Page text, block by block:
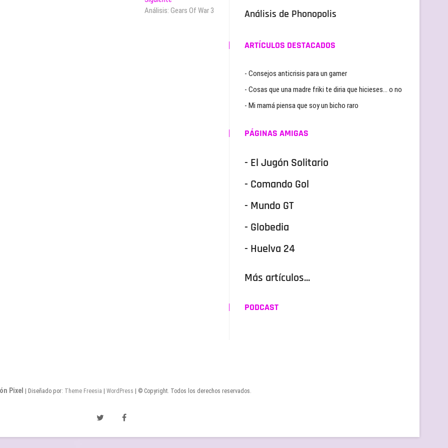
siguiente:
Análisis: Gears Of War 3
Análisis de Phonopolis
ARTÍCULOS DESTACADOS
- Consejos anticrisis para un gamer
- Cosas que una madre friki te diria que hicieses… o no
- Mi mamá piensa que soy un bicho raro
PÁGINAS AMIGAS
- El Jugón Solitario
- Comando Gol
- Mundo GT
- Globedia
- Huelva 24
Más artículos...
PODCAST
Pixel | Diseñado por: Theme Freesia | WordPress | © Copyright. Todos los derechos reservados.
TwitterFacebook